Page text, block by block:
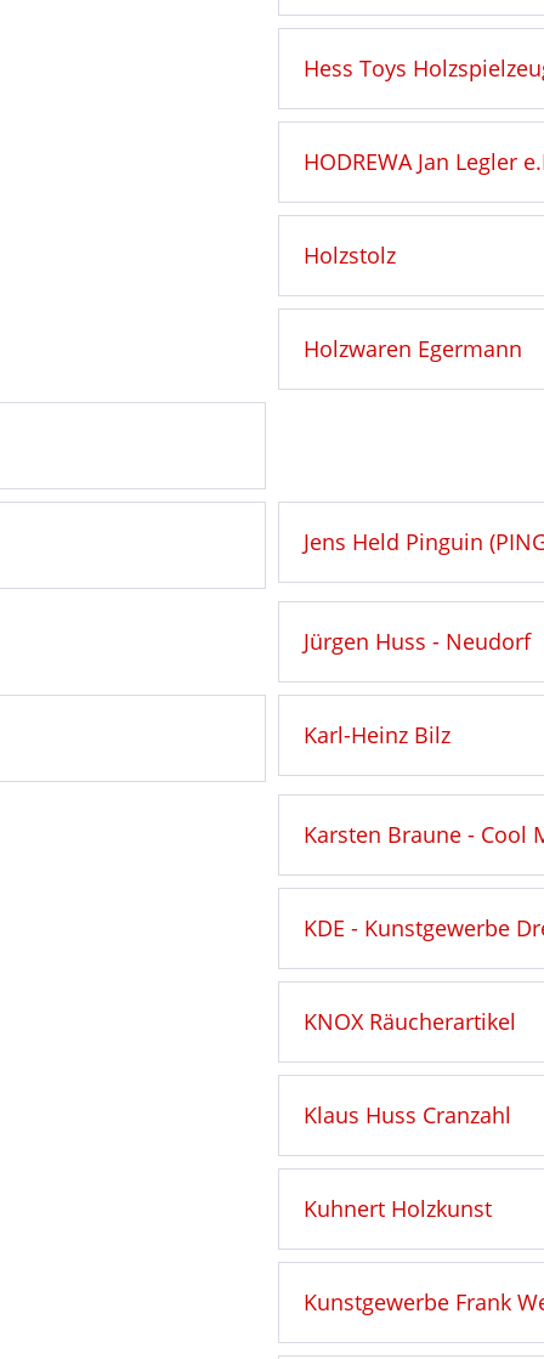
Hess Toys
HODREWA Jan Legler
Holzstolz
Holzwaren Egermann
Jens Held Pinguin
Jürgen Huss - Neudorf
Karl-Heinz Bilz
Karsten Braune - Cool
KDE - Kunstgewerbe
KNOX Räucherartikel
Klaus Huss Cranzahl
Kuhnert Holzkunst
Kunstgewerbe Frank